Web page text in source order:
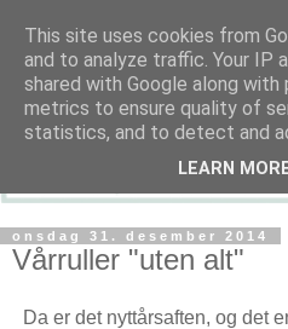
onsdag 31. desember 2014
Vårruller "uten alt"
Da er det nyttårsaften, og det
This site uses cookies from
and to analyze traffic. Your IP
shared with Google along
metrics to ensure quality of
statistics, and to detect and
LEARN